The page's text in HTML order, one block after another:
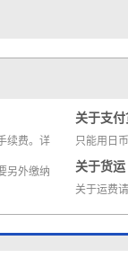
续费。详
另外缴纳
关于支
只能用日币
关于货运
关于运费